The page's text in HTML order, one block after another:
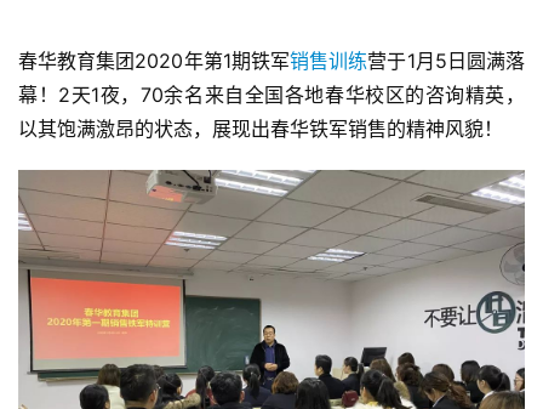
春华教育集团2020年第1期铁军销售训练营于1月5日圆满落
以其饱满激昂的状态，展现出春华铁军销售的精神风貌！